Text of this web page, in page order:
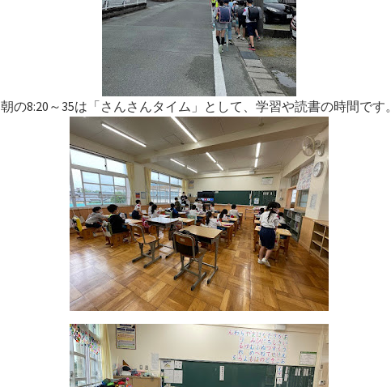
朝の8:20～35は「さんさんタイム」として、学習や読書の時間です。